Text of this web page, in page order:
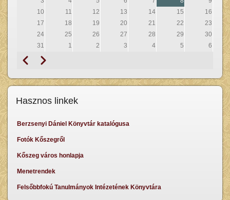
10
11 12 13 14 15
16
17
18 19 20 21 22
23
24
25 26 27 28 29
30
31
1 2 3 4 5 6
Oldalszámozás
Előző Következő
Hasznos linkek
Berzsenyi Dániel Könyvtár katalógusa
Fotók Kőszegről
Kőszeg város honlapja
Menetrendek
Felsőbbfokú Tanulmányok Intézetének Könyvtára